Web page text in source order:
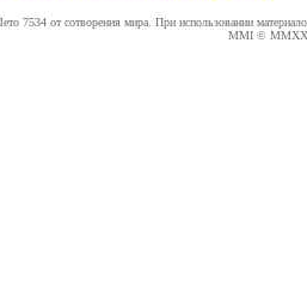
7534 от сотворения мира. При использовании
MMI ©